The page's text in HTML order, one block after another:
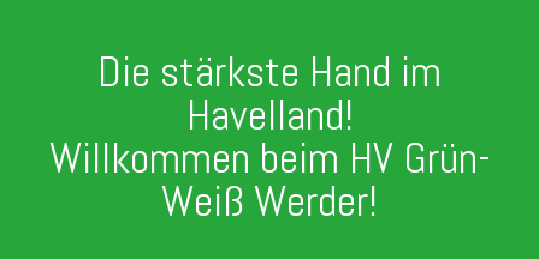
Die stärkste Hand im
Havelland!
Willkommen beim HV Grün-
Weiß Werder!